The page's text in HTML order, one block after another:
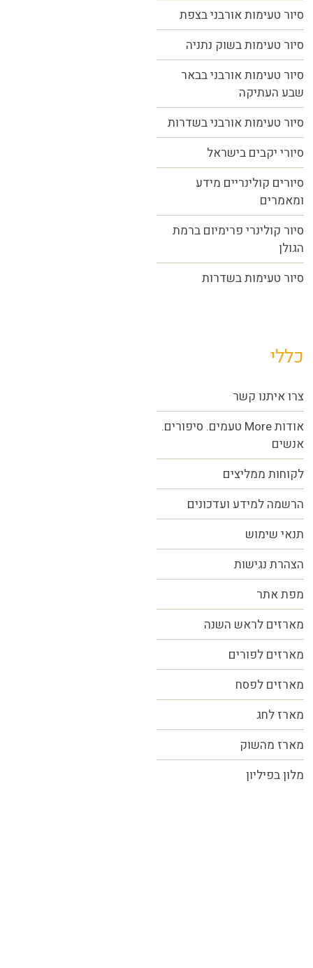
סיור טעימות אורבני בצפת
סיור טעימות בשוק נתניה
סיור טעימות אורבני בבאר
שבע העתיקה
סיור טעימות אורבני בשדרות
סיורי יקבים בישראל
סיורים קולינריים מידע
ומאמרים
סיור קולינרי פרימיום ברמת
הגולן
סיור טעימות בשדרות
כללי
צרו איתנו קשר
אודות More טעמים. סיפורים.
אנשים
לקוחות ממליצים
הרשמה למידע ועדכונים
תנאי שימוש
הצהרת נגישות
מפת אתר
מארזים לראש השנה
מארזים לפורים
מארזים לפסח
מארז לחג
מארז מהשוק
מלון בפיליון